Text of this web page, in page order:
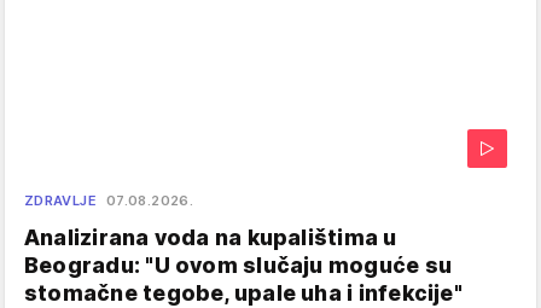
ZDRAVLJE 07.08.2026.
Analizirana voda na kupalištima u
Beogradu: "U ovom slučaju moguće su
stomačne tegobe, upale uha i infekcije"